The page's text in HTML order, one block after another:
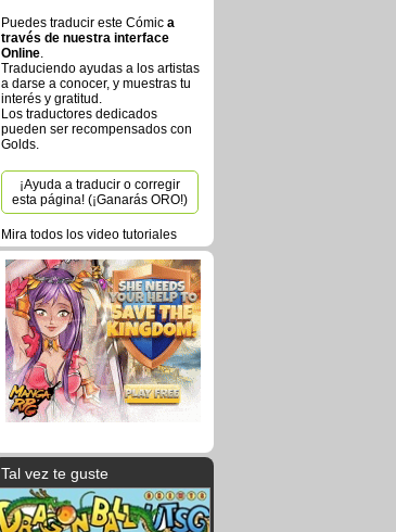
Puedes traducir este Cómic a
través de nuestra interface
Online.
Traduciendo ayudas a los artistas
a darse a conocer, y muestras tu
interés y gratitud.
Los traductores dedicados
pueden ser recompensados con
Golds.
¡Ayuda a traducir o corregir
esta página! (¡Ganarás ORO!)
Mira todos los video tutoriales
Tal vez te guste